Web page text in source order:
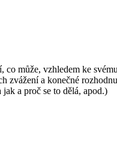
může, vzhledem ke
a konečné
a proč se to dělá, apod.)